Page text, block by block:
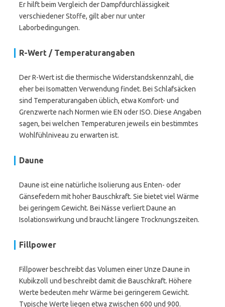
Er hilft beim Vergleich der Dampfdurchlässigkeit
verschiedener Stoffe, gilt aber nur unter
Laborbedingungen.
R-Wert / Temperaturangaben
Der R-Wert ist die thermische Widerstandskennzahl, die
eher bei Isomatten Verwendung findet. Bei Schlafsäcken
sind Temperaturangaben üblich, etwa Komfort- und
Grenzwerte nach Normen wie EN oder ISO. Diese Angaben
sagen, bei welchen Temperaturen jeweils ein bestimmtes
Wohlfühlniveau zu erwarten ist.
Daune
Daune ist eine natürliche Isolierung aus Enten- oder
Gänsefedern mit hoher Bauschkraft. Sie bietet viel Wärme
bei geringem Gewicht. Bei Nässe verliert Daune an
Isolationswirkung und braucht längere Trocknungszeiten.
Fillpower
Fillpower beschreibt das Volumen einer Unze Daune in
Kubikzoll und beschreibt damit die Bauschkraft. Höhere
Werte bedeuten mehr Wärme bei geringerem Gewicht.
Typische Werte liegen etwa zwischen 600 und 900.